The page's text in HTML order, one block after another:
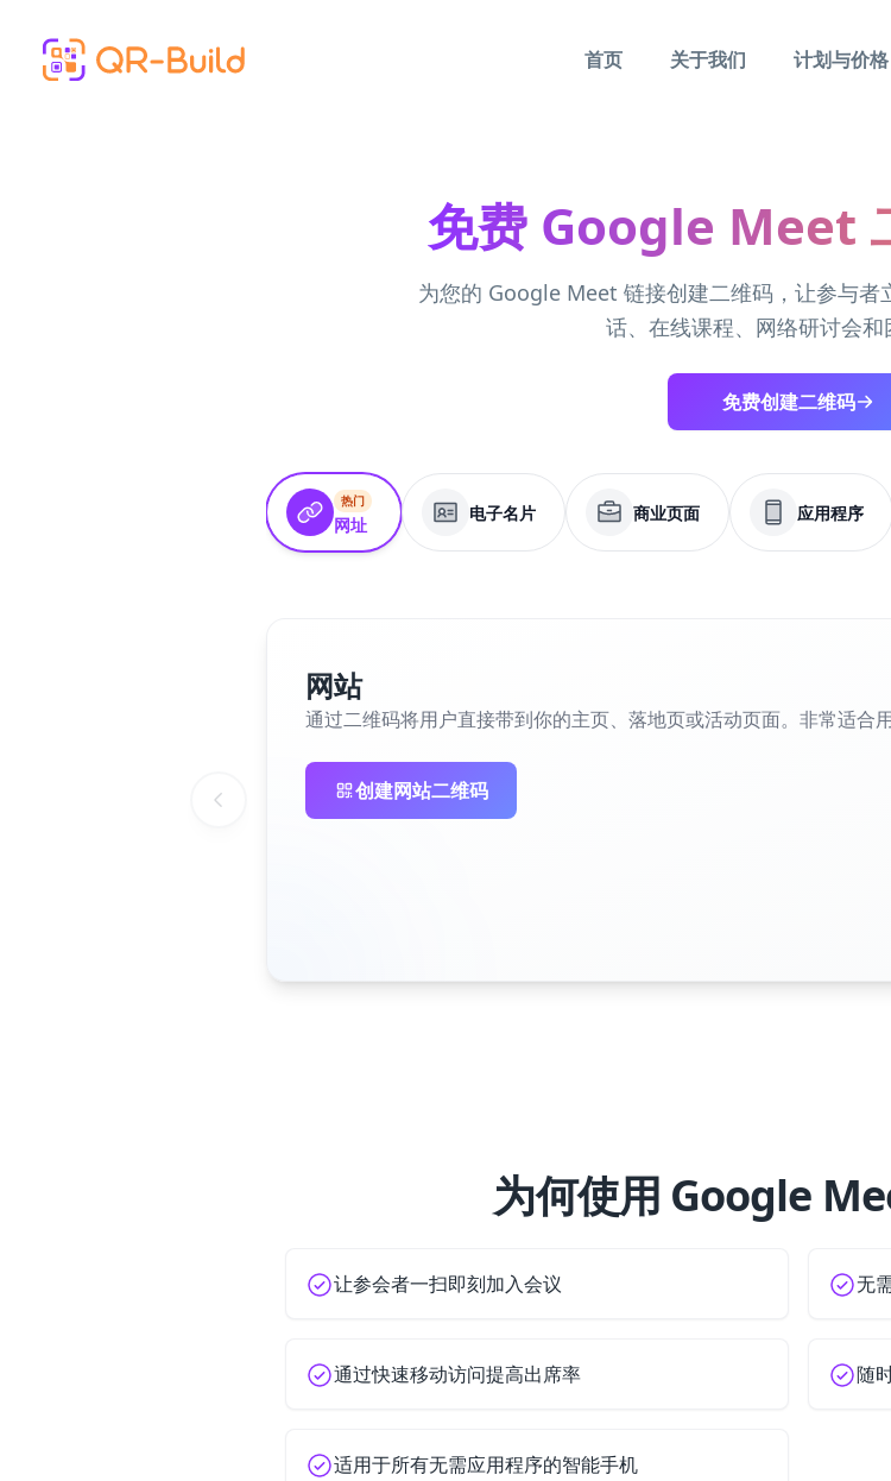
首页
关于我们 计划与价格
免费 Google Meet
为您的 Google Meet 链接创建二维码，让参与者
话、在线课程、网络研讨会和
免费创建二维码
热门
网址
电子名片 商业页面 应用程序
网站
通过二维码将用户直接带到你的主页、落地页或活动页面。非常适合
创建网站二维码
为何使用 Google
让参会者一扫即刻加入会议 无
通过快速移动访问提高出席率 随
适用于所有无需应用程序的智能手机